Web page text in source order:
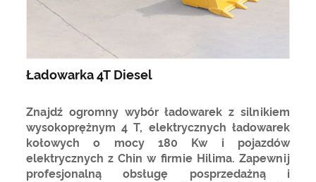
Ładowarka 4T Diesel
Znajdź ogromny wybór ładowarek z silnikiem
wysokoprężnym 4 T, elektrycznych ładowarek
kołowych o mocy 180 Kw i pojazdów
elektrycznych z Chin w firmie Hilima. Zapewnij
profesjonalną obsługę posprzedażną i